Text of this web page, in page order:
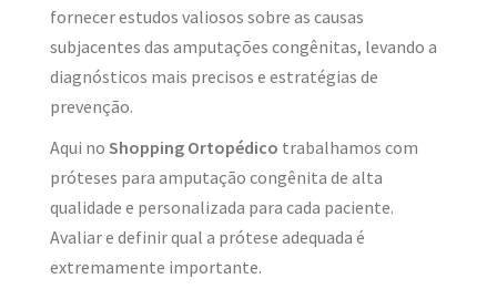
fornecer estudos valiosos sobre as causas
subjacentes das amputações congênitas, levando a
diagnósticos mais precisos e estratégias de
prevenção.
Aqui no Shopping Ortopédico trabalhamos com
próteses para amputação congênita de alta
qualidade e personalizada para cada paciente.
Avaliar e definir qual a prótese adequada é
extremamente importante.